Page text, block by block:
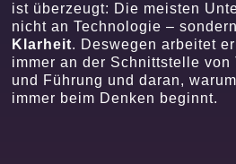
ist überzeugt: Die meisten
nicht an Technologie –
Klarheit. Deswegen arbeitet
immer an der Schnittstelle
und Führung und daran,
immer beim Denken beginnt.